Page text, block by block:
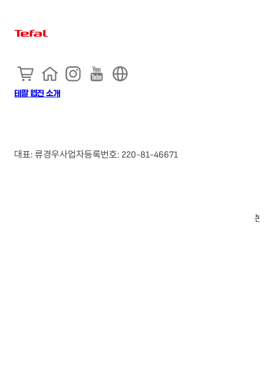
테팔 웹진 소개
대표: 류경우사업자등록번호: 220-81-46671